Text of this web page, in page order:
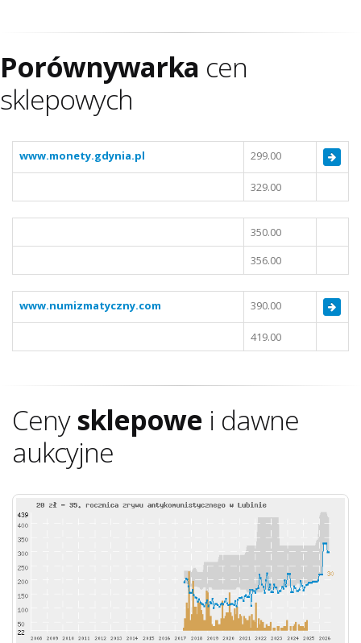
Porównywarka cen
sklepowych
www.monety.gdynia.pl 299.00
329.00
350.00
356.00
www.numizmatyczny.com 390.00
419.00
Cenysklepowe i dawne
aukcyjne